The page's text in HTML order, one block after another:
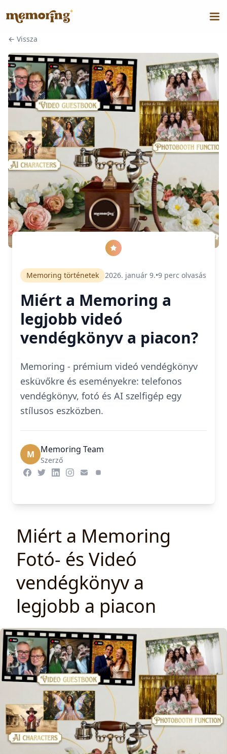
← Vissza
Memoring történetek 2026. január 9.•9 perc olvasás
Miért a Memoring a
legjobb videó
vendégkönyv a piacon?
Memoring - prémium videó vendégkönyv
esküvőkre és eseményekre: telefonos
vendégkönyv, fotó és AI szelfigép egy
stílusos eszközben.
M Memoring Team
Szerző
Miért a Memoring
Fotó- és Videó
vendégkönyv a
legjobb a piacon